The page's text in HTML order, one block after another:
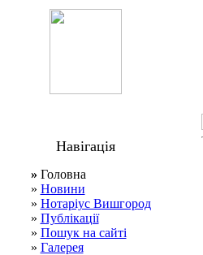
Навігація
» Головна
» Новини
» Нотаріус Вишгород
» Публікації
» Пошук на сайті
» Галерея